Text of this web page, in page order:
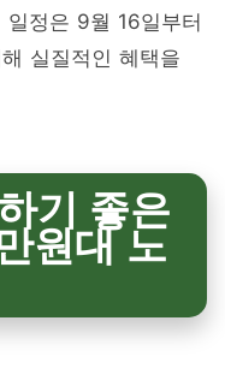
정은 9월 16일부터
실질적인 혜택을
기 좋은
원대 노